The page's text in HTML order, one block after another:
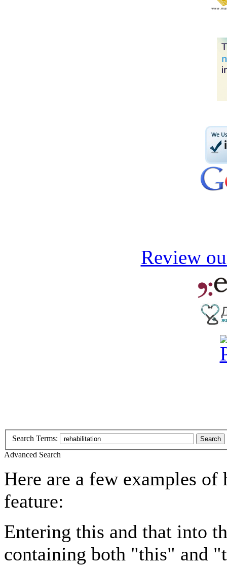
Review
Search Terms: Search
Advanced Search
Here are a few examples of
feature:
Entering this and that into
containing both "this" and